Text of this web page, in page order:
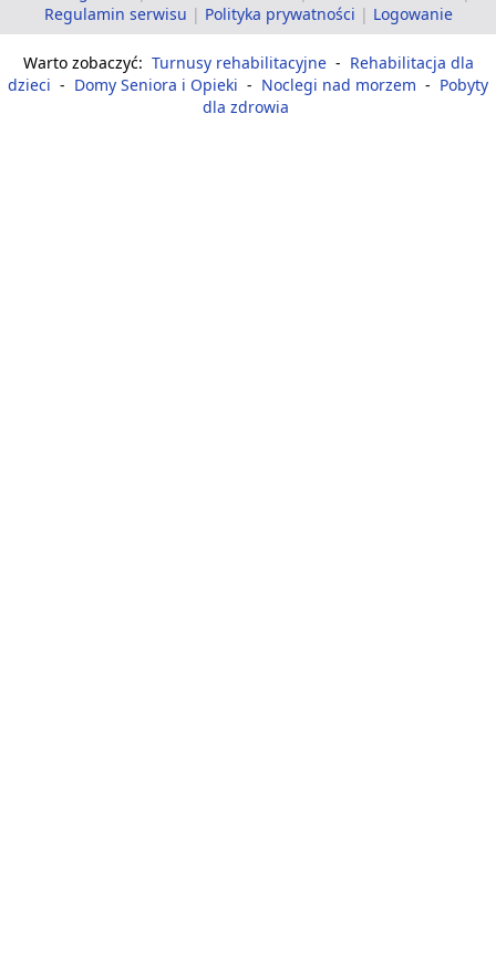
Regulamin serwisu | Polityka prywatności | Logowanie
Warto zobaczyć: Turnusy rehabilitacyjne - Rehabilitacja dla
dzieci - Domy Seniora i Opieki - Noclegi nad morzem - Pobyty
dla zdrowia